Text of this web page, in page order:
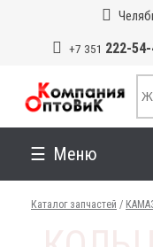
+7 351 222-
Меню
Каталог запчастей /